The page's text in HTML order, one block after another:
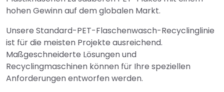
hohen Gewinn auf dem globalen Markt.
Unsere Standard-PET-Flaschenwasch-Recyclinglinie
ist für die meisten Projekte ausreichend.
Maßgeschneiderte Lösungen und
Recyclingmaschinen können für Ihre speziellen
Anforderungen entworfen werden.